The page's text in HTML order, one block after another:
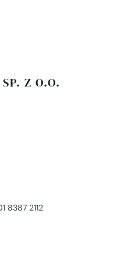
Z O.O.
8387 2112